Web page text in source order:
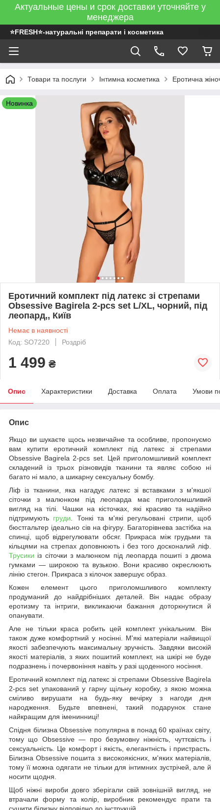
Актуальные цены и срок доставки уточняйте у
менеджера
⭐FRESH⭐-натуральні препарати і косметика
Товари та послуги Інтимна косметика Еротична
Новинка
Еротичний комплект під латекс зі стрепами
Obsessive Bagirela 2-pcs set L/XL, чорний, під
леопард,, Київ
Немає в наявності
Код: SO7220
Роздріб
1 499 ₴
Опис Характеристики Доставка Оплата Умови
Опис
Якщо ви шукаєте щось незвичайне та особливе, пропонуємо
вам купити еротичний комплект під латекс зі стрепами
Obsessive Bagirela 2-pcs set. Цей приголомшливий комплект
складений із трьох різновидів тканини та являє собою ні
багато ні мало, а шикарну сексуальну бомбу.
Ліф із тканини, яка нагадує латекс зі вставками з м'якшої
сіточки з малюнком під леопарда має приголомшливий
вигляд на тілі. Чашки на кісточках, які красиво та надійно
підтримують груди . Тонкі та м'які регульовані стрипи, щоб
бюстгальтер ідеально сів на фігуру. Багаторівнева застібка на
спинці, щоб відрегулювати обсяг. Прикраса між грудьми та
кільцями на стрепах доповнюють і без того досконалий ліф.
Трусики із сіточки з малюнком під леопарда пошиті з двома
гумками — широкою та вузькою. Вони красиво окреслюють
лінію стегон. Прикраса з кілочок завершує образ.
Кожен елемент цього приголомшливого комплекту
продуманий до найдрібніших деталей. Він надає образу
еротизму та інтриги, викликаючи бажання доторкнутися й
опанувати.
Але не тільки краса робить цей комплект унікальним. Він
також дуже комфортний у носінні. М'які матеріали найвищої
якості забезпечують максимальну зручність. Завдяки високій
якості матеріалів, з яких пошитий комплект, на шкірі не буде
подразнень і почервоніння навіть у разі щоденного носіння.
Еротичний комплект під латекс зі стрепами Obsessive Bagirela
2-pcs set упакований у гарну щільну коробку, з якою можна
сміливо вирушати на будь-яку вечірку з нагоди дня
народження. Будьте впевнені, такий подарунок стане
найкращим для іменинниці!
Спідня білизна Obsessive популярна в понад 60 країнах світу,
тому що Obsessive — про безумовну ніжність, чуттєвість і
сексуальність. Це комфорт і якість, елегантність і пристрасть.
Білизна Obsessive пошита з високоякісних, м'яких матеріалів,
тому її можна одягати не тільки для інтимних зустрічей, але й
носити щодня.
Щоб ніжні вироби довго зберігали свій зовнішній вигляд, не
втрачали форму та колір, виробник рекомендує прати та
сушити білизну відповідно до інструкцій.